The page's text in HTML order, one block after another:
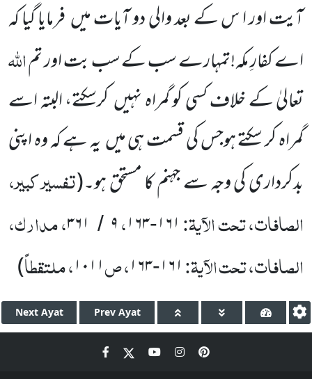
آیت اور ا س کے بعد والی دو آیات میں فرمایا گیا کہ
اے کفارِ مکہ!تمہارے سب کے سب بت اور تماللہ
تعالیٰ کے خلاف کسی کو گمراہ نہیں کرسکتے، البتہ اسے
گمراہ کر سکتے ہوجس کی قسمت ہی میں یہ ہے کہ وہ اپنی
بدکرداری کی وجہ سے جہنم کا مستحق ہو۔(تفسیر کبیر،
الصافات، تحت الآیۃ:۱۶۱-۱۶۳،۹ / ۳۶۱، مدارک،
الصافات، تحت الآیۃ:۱۶۱-۱۶۳، ص۱۰۱۱، ملتقطاً)
Next Ayat Prev Ayat